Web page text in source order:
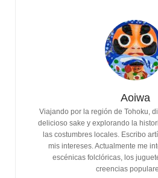
Aoiwa
Viajando por la región de Tohoku,
delicioso sake y explorando la
las costumbres locales. Escribo
mis intereses. Actualmente me
escénicas folclóricas, los
creencias